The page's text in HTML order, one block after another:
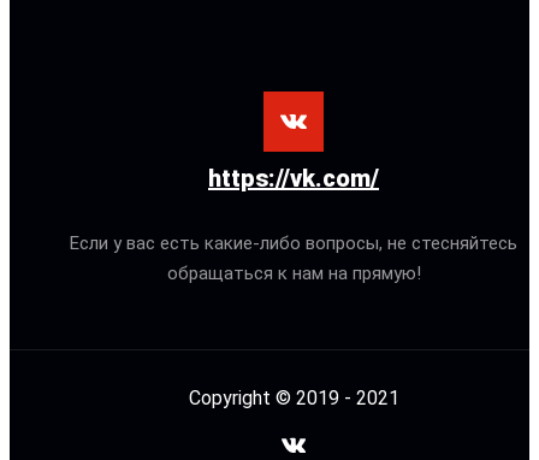
https://vk.com/
Если у вас есть какие-либо вопросы, не стесняйтесь
обращаться к нам на прямую!
Copyright © 2019 - 2021